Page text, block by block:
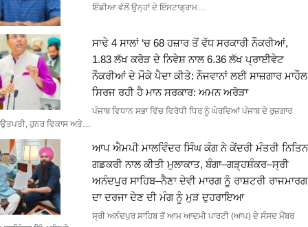
ਇੰਡੀਆ ਵੱਲੋਂ ਉਨ੍ਹਾਂ ਦੇ ਇੰਸਟਾਗ੍ਰਾਮ…
ਸਾਢੇ 4 ਸਾਲਾਂ ‘ਚ 68 ਹਜ਼ਾਰ ਤੋਂ ਵੱਧ ਸਰਕਾਰੀ ਨੌਕਰੀਆਂ,
1.83 ਲੱਖ ਕਰੋੜ ਦੇ ਨਿਵੇਸ਼ ਨਾਲ 6.36 ਲੱਖ ਪ੍ਰਾਈਵੇਟ
ਨੌਕਰੀਆਂ ਦੇ ਮੌਕੇ ਪੈਦਾ ਕੀਤੇ: ਨੌਜਵਾਨਾਂ ਲਈ ਸਾਜ਼ਗਾਰ ਮਾਹੌਲ
ਸਿਰਜ ਰਹੀ ਹੈ ਮਾਨ ਸਰਕਾਰ: ਅਮਨ ਅਰੋੜਾ
ਪੰਜਾਬ ਵਿਧਾਨ ਸਭਾ ਵਿੱਚ ਵਿਰੋਧੀ ਧਿਰ ਨੂੰ ਘੇਰਦਿਆਂ ਪੰਜਾਬ ਦੇ ਰੁਜ਼ਗਾਰ
ਉਤਪਤੀ, ਹੁਨਰ ਵਿਕਾਸ ਅਤੇ…
ਆਪ ਐਮਪੀ ਮਾਲਵਿੰਦਰ ਸਿੰਘ ਕੰਗ ਨੇ ਕੇਂਦਰੀ ਮੰਤਰੀ ਨਿਤਿਨ
ਗਡਕਰੀ ਨਾਲ ਕੀਤੀ ਮੁਲਾਕਾਤ, ਬੰਗਾ–ਗੜ੍ਹਸ਼ੰਕਰ–ਸ੍ਰੀ
ਅਨੰਦਪੁਰ ਸਾਹਿਬ–ਨੈਣਾ ਦੇਵੀ ਮਾਰਗ ਨੂੰ ਰਾਸ਼ਟਰੀ ਰਾਜਮਾਰਗ
ਦਾ ਦਰਜਾ ਦੇਣ ਦੀ ਮੰਗ ਨੂੰ ਮੁੜ ਦੁਹਰਾਇਆ
ਸ੍ਰੀ ਅਨੰਦਪੁਰ ਸਾਹਿਬ ਤੋਂ ਆਮ ਆਦਮੀ ਪਾਰਟੀ (ਆਪ) ਦੇ ਸੰਸਦ ਮੈਂਬਰ